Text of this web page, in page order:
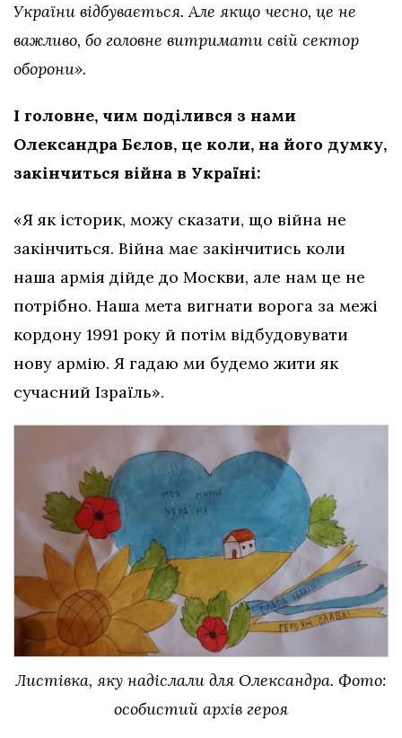
України відбувається. Але якщо чесно, це не
важливо, бо головне витримати свій сектор
оборони»‎.
І головне, чим поділився з нами
Олександра Бєлов, це коли, на його думку,
закінчиться війна в Україні:
«Я як історик, можу сказати, що війна не
закінчиться. Війна має закінчитись коли
наша армія дійде до Москви, але нам це не
потрібно. Наша мета вигнати ворога за межі
кордону 1991 року й потім відбудовувати
нову армію. Я гадаю ми будемо жити як
сучасний Ізраїль»‎.
Листівка, яку надіслали для Олександра. Фото:
особистий архів героя